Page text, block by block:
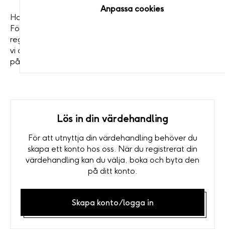
Anpassa cookies
Har du fått en värdehandling från Live it? Vad roligt!
För att kunna boka din drömupplevelse behöver du
registrera din värdehandling på ett konto. På så vis kan
vi också skicka påminnelser till dig om giltighetstiden är
på väg att gå ut!
Lös in din värdehandling
För att utnyttja din värdehandling behöver du
skapa ett konto hos oss. När du registrerat din
värdehandling kan du välja, boka och byta den
på ditt konto.
Skapa konto/logga in